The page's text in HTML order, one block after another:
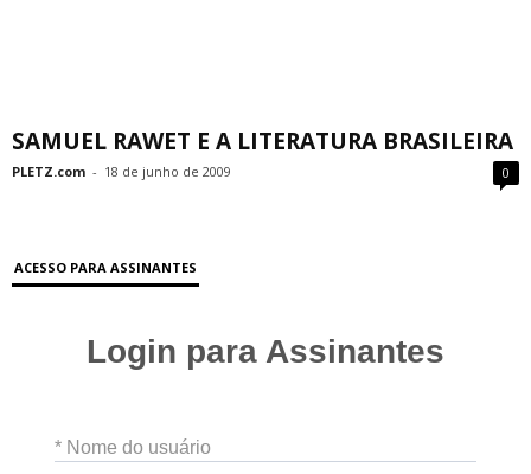
SAMUEL RAWET E A LITERATURA BRASILEIRA
PLETZ.com - 18 de junho de 2009 0
ACESSO PARA ASSINANTES
Login para Assinantes
* Nome do usuário